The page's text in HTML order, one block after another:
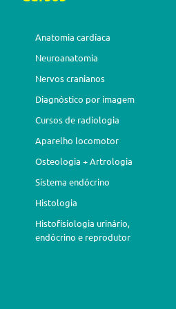
Anatomia cardíaca
Neuroanatomia
Nervos cranianos
Diagnóstico por imagem
Cursos de radiologia
Aparelho locomotor
Osteologia + Artrologia
Sistema endócrino
Histologia
Histofisiologia urinário,
endócrino e reprodutor